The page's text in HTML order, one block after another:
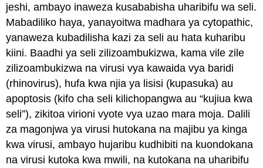
jeshi, ambayo inaweza kusababisha uharibifu wa seli.
Mabadiliko haya, yanayoitwa madhara ya cytopathic,
yanaweza kubadilisha kazi za seli au hata kuharibu
kiini. Baadhi ya seli zilizoambukizwa, kama vile zile
zilizoambukizwa na virusi vya kawaida vya baridi
(rhinovirus), hufa kwa njia ya lisisi (kupasuka) au
apoptosis (kifo cha seli kilichopangwa au “kujiua kwa
seli”), zikitoa virioni vyote vya uzao mara moja. Dalili
za magonjwa ya virusi hutokana na majibu ya kinga
kwa virusi, ambayo hujaribu kudhibiti na kuondokana
na virusi kutoka kwa mwili, na kutokana na uharibifu